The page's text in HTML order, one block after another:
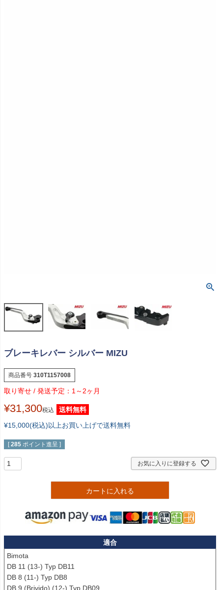
ブレーキレバー シルバー MIZU
商品番号 310T1157008
1～2ヶ月
¥31,300税込
送料無料
¥15,000(税込)以上お買い上げで送料無料
[ 285 ポイント進呈 ]
お気に入りに登録する
カートに入れる
適合
Bimota
DB 11 (13-) Typ DB11
DB 8 (11-) Typ DB8
DB 9 (Brivido) (12-) Typ DB09